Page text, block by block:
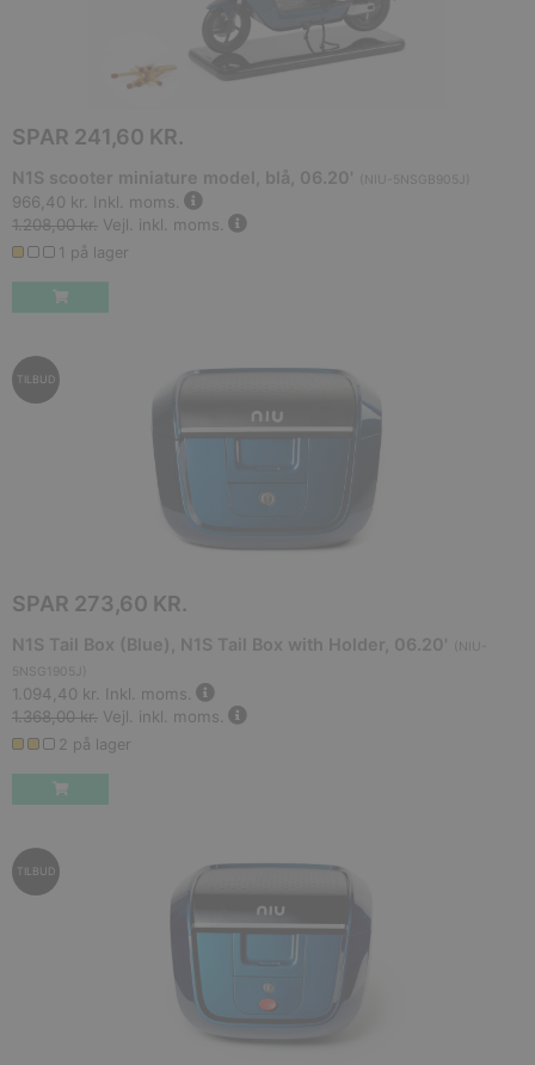
SPAR 241,60 KR.
N1S scooter miniature model, blå, 06.20' NIU-5NSGB905J
966,40 kr. Inkl. moms.
1.208,00 kr. Vejl. inkl. moms.
1 på lager
TILBUD
SPAR 273,60 KR.
N1S Tail Box (Blue), N1S Tail Box with Holder, 06.20'
NIU-
5NSG1905J
1.094,40 kr. Inkl. moms.
1.368,00 kr. Vejl. inkl. moms.
2 på lager
TILBUD